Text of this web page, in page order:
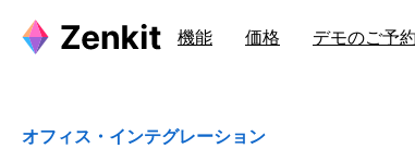
機能 価格 デモのご予約
オフィス・インテグレーション